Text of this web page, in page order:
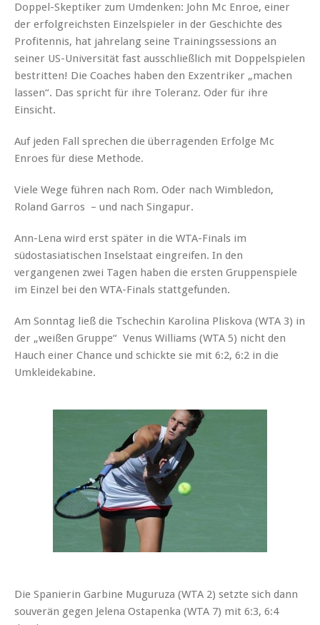
Doppel-Skeptiker zum Umdenken: John Mc Enroe, einer
der erfolgreichsten Einzelspieler in der Geschichte des
Profitennis, hat jahrelang seine Trainingssessions an
seiner US-Universität fast ausschließlich mit Doppelspielen
bestritten! Die Coaches haben den Exzentriker „machen
lassen“. Das spricht für ihre Toleranz. Oder für ihre
Einsicht.
Auf jeden Fall sprechen die überragenden Erfolge Mc
Enroes für diese Methode.
Viele Wege führen nach Rom. Oder nach Wimbledon,
Roland Garros – und nach Singapur.
Ann-Lena wird erst später in die WTA-Finals im
südostasiatischen Inselstaat eingreifen. In den
vergangenen zwei Tagen haben die ersten Gruppenspiele
im Einzel bei den WTA-Finals stattgefunden.
Am Sonntag ließ die Tschechin Karolina Pliskova (WTA 3) in
der „weißen Gruppe“ Venus Williams (WTA 5) nicht den
Hauch einer Chance und schickte sie mit 6:2, 6:2 in die
Umkleidekabine.
Die Spanierin Garbine Muguruza (WTA 2) setzte sich dann
souverän gegen Jelena Ostapenka (WTA 7) mit 6:3, 6:4